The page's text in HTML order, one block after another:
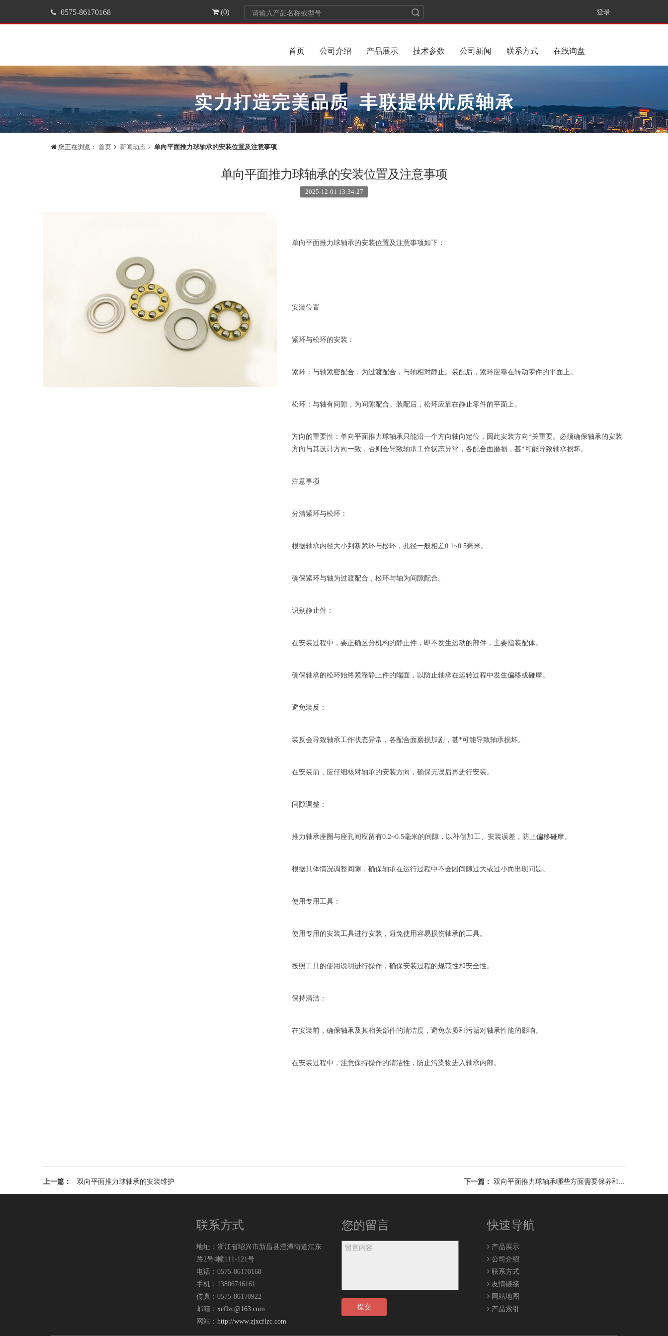
0575-86170168 (0) 登录
首页 公司介绍 产品展示 技术参数 公司新闻 联系方式 在线询盘
您正在浏览： 首页 新闻动态 单向平面推力球轴承的安装位置及注意事项
单向平面推力球轴承的安装位置及注意事项
2025-12-01 13:34:27
单向平面推力球轴承的安装位置及注意事项如下：
安装位置
紧环与松环的安装：
紧环：与轴紧密配合，为过渡配合，与轴相对静止。装配后，紧环应靠在转动零件的平面上。
松环：与轴有间隙，为间隙配合。装配后，松环应靠在静止零件的平面上。
方向的重要性：单向平面推力球轴承只能沿一个方向轴向定位，因此安装方向*关重要。必须确保轴承的安装
方向与其设计方向一致，否则会导致轴承工作状态异常，各配合面磨损，甚*可能导致轴承损坏。
注意事项
分清紧环与松环：
根据轴承内径大小判断紧环与松环，孔径一般相差0.1~0.5毫米。
确保紧环与轴为过渡配合，松环与轴为间隙配合。
识别静止件：
在安装过程中，要正确区分机构的静止件，即不发生运动的部件，主要指装配体。
确保轴承的松环始终紧靠静止件的端面，以防止轴承在运转过程中发生偏移或碰摩。
避免装反：
装反会导致轴承工作状态异常，各配合面磨损加剧，甚*可能导致轴承损坏。
在安装前，应仔细核对轴承的安装方向，确保无误后再进行安装。
间隙调整：
推力轴承座圈与座孔间应留有0.2~0.5毫米的间隙，以补偿加工、安装误差，防止偏移碰摩。
根据具体情况调整间隙，确保轴承在运行过程中不会因间隙过大或过小而出现问题。
使用专用工具：
使用专用的安装工具进行安装，避免使用容易损伤轴承的工具。
按照工具的使用说明进行操作，确保安装过程的规范性和安全性。
保持清洁：
在安装前，确保轴承及其相关部件的清洁度，避免杂质和污垢对轴承性能的影响。
在安装过程中，注意保持操作的清洁性，防止污染物进入轴承内部。
上一篇： 双向平面推力球轴承的安装维护 下一篇： 双向平面推力球轴承哪些方面需要保养和...
联系方式
地址：浙江省绍兴市新昌县澄潭街道江东
路2号4幢111-121号
电话：0575-86170168
手机：13806746161
传真：0575-86170922
邮箱： xcflzc@163.com
网站： http://www.zjxcflzc.com
您的留言
提交
快速导航
产品展示
公司介绍
联系方式
友情链接
网站地图
产品索引